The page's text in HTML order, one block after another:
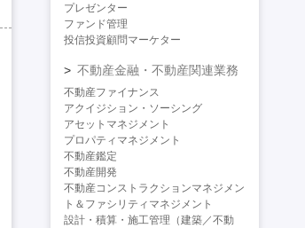
プレゼンター
ファンド管理
投信投資顧問マーケター
不動産金融・不動産関連業務
不動産ファイナンス
アクイジション・ソーシング
アセットマネジメント
プロパティマネジメント
不動産鑑定
不動産開発
不動産コンストラクションマネジメン
ト＆ファシリティマネジメント
設計・積算・施工管理（建築／不動